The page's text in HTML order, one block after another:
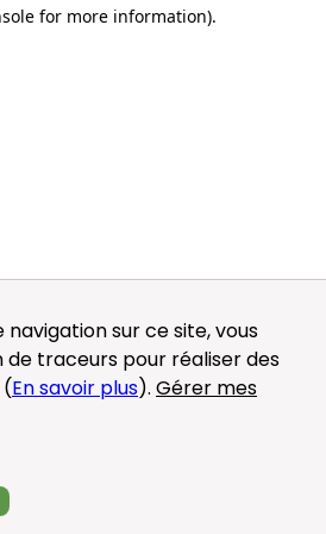
for more information).
sur ce site, vous
de traceurs pour réaliser des
En savoir plus). Gérer mes